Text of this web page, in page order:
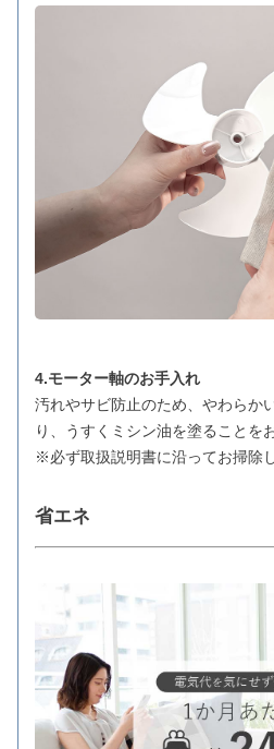
4.モーター軸のお手入れ
汚れやサビ防止のため、やわらか
り、うすくミシン油を塗ることを
※必ず取扱説明書に沿ってお掃除
省エネ